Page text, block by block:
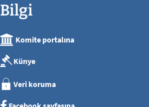
Bilgi
Komite portalına
Künye
Veri koruma